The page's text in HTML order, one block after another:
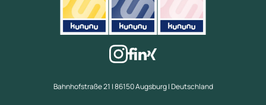
Bahnhofstraße 21 | 86150 Augsburg | Deutschland